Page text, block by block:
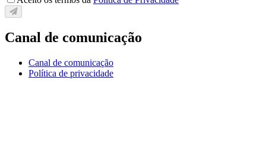
Canal de comunicação
Canal de comunicação
Política de privacidade